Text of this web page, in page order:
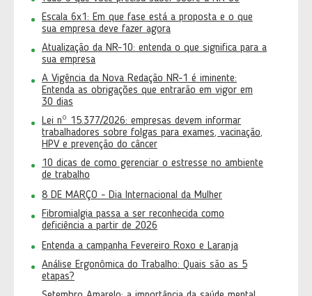
Escala 6x1: Em que fase está a proposta e o que
sua empresa deve fazer agora
Atualização da NR-10: entenda o que significa para a
sua empresa
A Vigência da Nova Redação NR-1 é iminente:
Entenda as obrigações que entrarão em vigor em
30 dias
Lei nº 15.377/2026: empresas devem informar
trabalhadores sobre folgas para exames, vacinação,
HPV e prevenção do câncer
10 dicas de como gerenciar o estresse no ambiente
de trabalho
8 DE MARÇO - Dia Internacional da Mulher
Fibromialgia passa a ser reconhecida como
deficiência a partir de 2026
Entenda a campanha Fevereiro Roxo e Laranja
Análise Ergonômica do Trabalho: Quais são as 5
etapas?